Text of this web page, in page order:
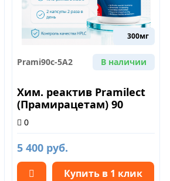
300мг
Prami90c-5A2 В наличии
Хим. реактив Pramilect
(Прамирацетам) 90
0
5 400 руб.
Купить в 1 клик